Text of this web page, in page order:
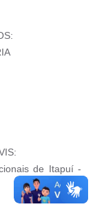
de Itapuí -